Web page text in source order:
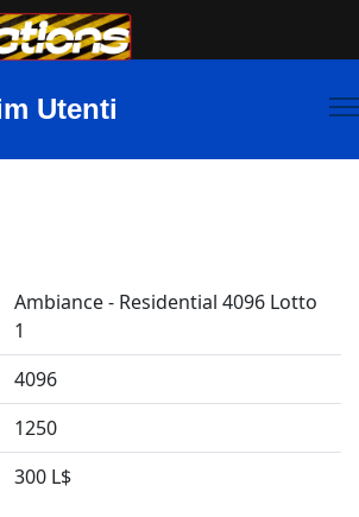
Utenti
Ambiance - Residential 4096 Lotto
1
4096
1250
300 L$